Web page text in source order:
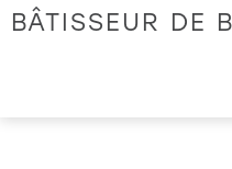
BÂTISSEUR DE